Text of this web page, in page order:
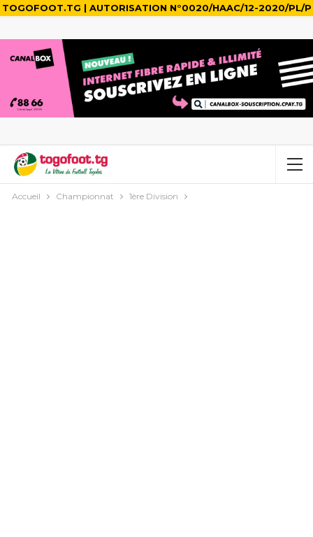
TOGOFOOT.TG | AUTORISATION N°0020/HAAC/12-2020/PL/P
Accueil Championnat 1ère Division